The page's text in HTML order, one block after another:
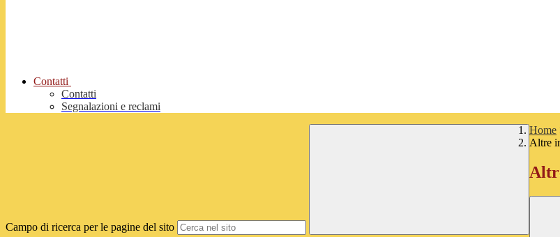
Contatti
Contatti
Segnalazioni e reclami
Campo di ricerca per le pagine del sito
Home
Altre